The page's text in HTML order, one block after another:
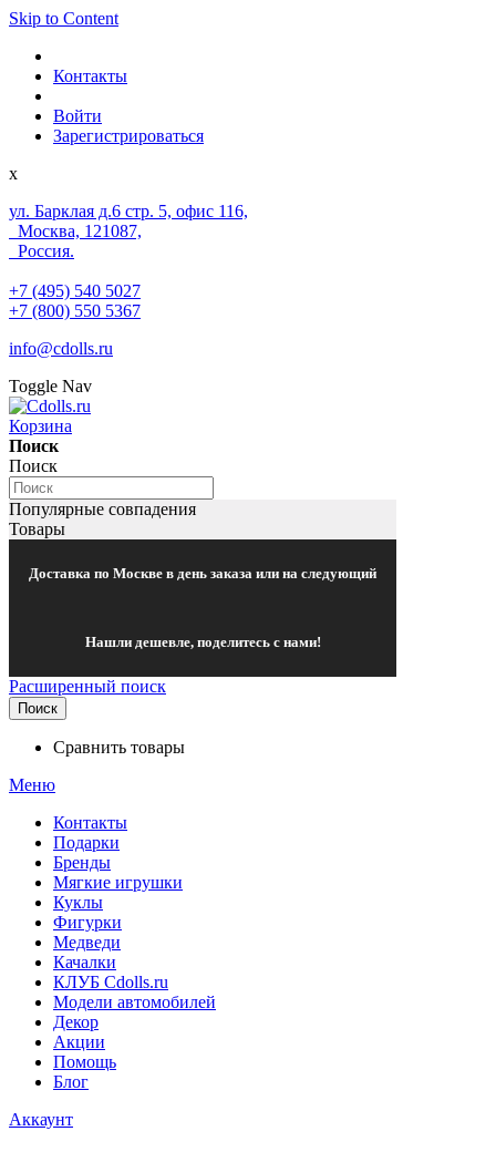
Skip to Content
Контакты
Войти
Зарегистрироваться
x
ул. Барклая д.6 стр. 5, офис 116,
Москва, 121087,
Россия.
+7 (495) 540 5027
+7 (800) 550 5367
info@cdolls.ru
Toggle Nav
Корзина
Поиск
Поиск
Популярные совпадения
Товары
Доставка по Москве в день заказа или на следующий
Нашли дешевле, поделитесь с нами!
Расширенный поиск
Поиск
Сравнить товары
Меню
Контакты
Подарки
Бренды
Мягкие игрушки
Куклы
Фигурки
Медведи
Качалки
КЛУБ Cdolls.ru
Модели автомобилей
Декор
Акции
Помощь
Блог
Аккаунт